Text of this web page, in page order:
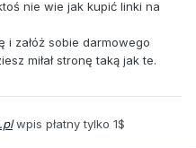
nie wie jak kupić linki na
i załóż sobie darmowego
miłał stronę taką jak te.
wpis płatny tylko 1$